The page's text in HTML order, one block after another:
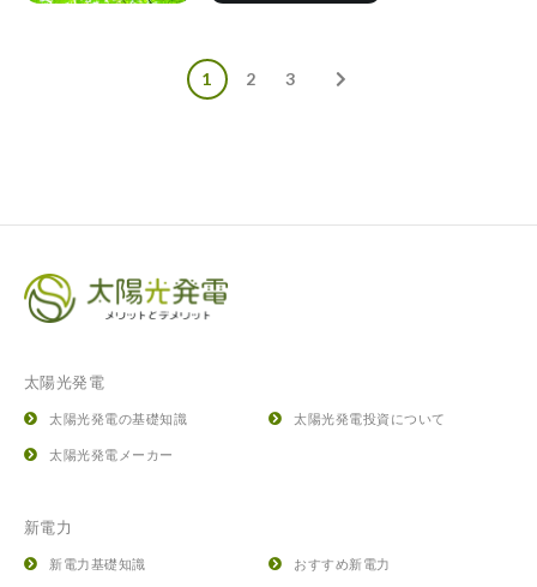
1 2 3
太陽光発電
太陽光発電の基礎知識 太陽光発電投資について
太陽光発電メーカー
新電力
新電力基礎知識 おすすめ新電力